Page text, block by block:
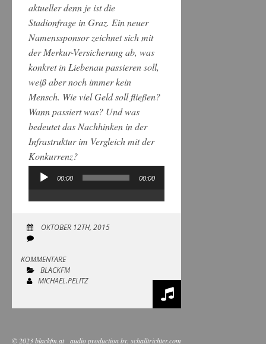
aktueller denn je ist die
Stadionfrage in Graz. Ein neuer
Namenssponsor zeichnet sich mit
der Merkur-Versicherung ab, was
konkret in Liebenau passieren soll,
weiß aber noch immer kein
Mensch. Wie viel Geld soll fließen?
Wann passiert was? Und was
bedeutet das Nachhinken in der
Infrastruktur im Vergleich mit der
Konkurrenz?
Audio-
00:00 00:00
OKTOBER 12TH, 2015
KOMMENTARE
BLACKFM
MICHAEL.PELITZ
© 2023 blackfm.at audio production by: schalltrichter.com